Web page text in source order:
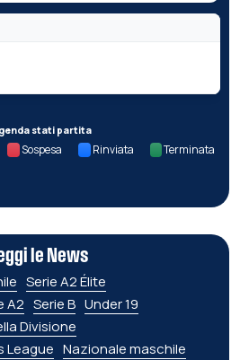
stati partita
Sospesa Rinviata Terminata
le News
Serie A2 Élite
A2 Serie B Under 19
Divisione
League Nazionale maschile